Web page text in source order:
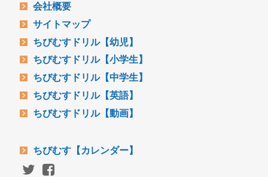
会社概要
サイトマップ
ちびむすドリル【幼児】
ちびむすドリル【小学生】
ちびむすドリル【中学生】
ちびむすドリル【英語】
ちびむすドリル【動画】
ちびむす【カレンダー】